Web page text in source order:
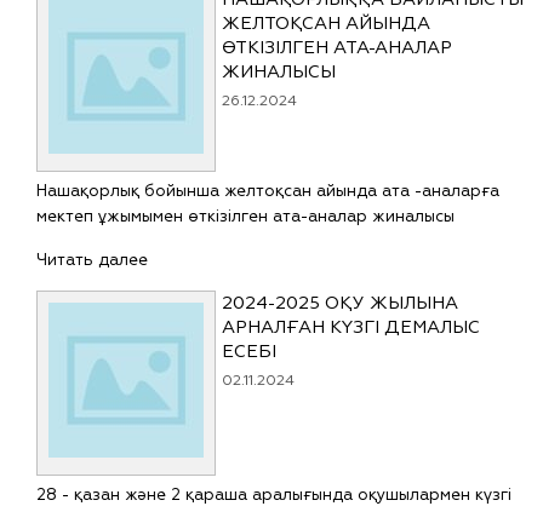
ЖЕЛТОҚСАН АЙЫНДА
ӨТКІЗІЛГЕН АТА-АНАЛАР
ЖИНАЛЫСЫ
26.12.2024
Нашақорлық бойынша желтоқсан айында ата -аналарға
мектеп ұжымымен өткізілген ата-аналар жиналысы
Читать далее
2024-2025 ОҚУ ЖЫЛЫНА
АРНАЛҒАН КҮЗГІ ДЕМАЛЫС
ЕСЕБІ
02.11.2024
28 - қазан және 2 қараша аралығында оқушылармен күзгі